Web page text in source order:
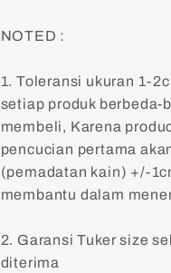
NOTED :
1. Toleransi ukuran 1-
setiap produk berbeda-
membeli, Karena
pencucian pertama
(pemadatan kain) +/-
membantu dalam
2. Garansi Tuker size
diterima